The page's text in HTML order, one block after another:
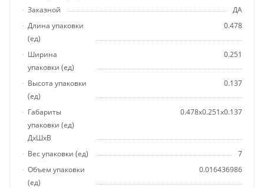
Заказной
ДА
Длина упаковки
(ед)
0.478
Ширина
упаковки (ед)
0.251
Высота упаковки
(ед)
0.137
Габариты
упаковки (ед)
ДхШхВ
0.478x0.251x0.137
Вес упаковки (ед)
7
Объем упаковки
(ед)
0.016436986